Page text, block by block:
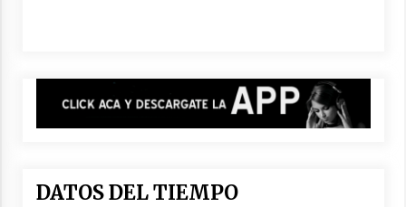
DATOS DEL TIEMPO